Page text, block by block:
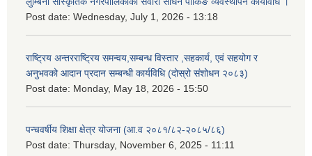
Post date: Wednesday, July 1, 2026 - 13:18
राष्ट्रिय अन्तरराष्ट्रिय समन्वय,सम्बन्ध विस्तार ,सहकार्य, एवं सहयोग र
अनुभवको आदान प्रदान सम्बन्धी कार्यविधि (दोस्रो संशोधन २०८३)
Post date: Monday, May 18, 2026 - 15:50
पन्चवर्षीय शिक्षा क्षेत्र योजना (आ.व २०८१/८२-२०८५/८६)
Post date: Thursday, November 6, 2025 - 11:11